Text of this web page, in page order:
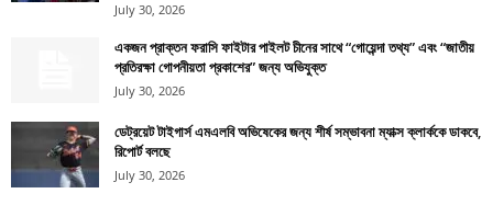
July 30, 2026
একজন প্রাক্তন ফরাসি ফাইটার পাইলট চীনের সাথে “গোয়েন্দা তথ্য” এবং “জাতীয়
প্রতিরক্ষা গোপনীয়তা প্রকাশের” জন্য অভিযুক্ত
July 30, 2026
ডেট্রয়েট টাইগার্স এমএলবি অভিষেকের জন্য শীর্ষ সম্ভাবনা ম্যাক্স ক্লার্ককে ডাকবে,
রিপোর্ট বলছে
July 30, 2026